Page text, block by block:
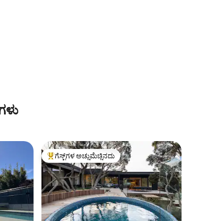
ಗೆಸ್ಟ್‌ಗಳಿಗೆ ಅತಿ ಹೆಚ್ಚು ಅಚ್ಚುಮೆಚ್ಚಿನದು
ಗೆಸ್ಟ್‌ಗಳ ಅಚ್ಚುಮೆಚ್ಚಿನದು